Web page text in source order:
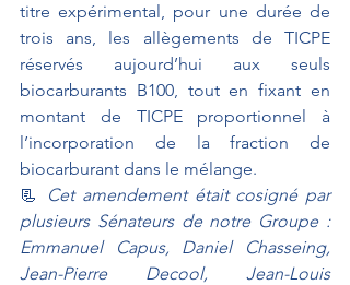
titre expérimental, pour une durée de
trois ans, les allègements de TICPE
réservés aujourd’hui aux seuls
biocarburants B100, tout en fixant en
montant de TICPE proportionnel à
l’incorporation de la fraction de
biocarburant dans le mélange.
📃 Cet amendement était cosigné par
plusieurs Sénateurs de notre Groupe :
Emmanuel Capus, Daniel Chasseing,
Jean-Pierre Decool, Jean-Louis